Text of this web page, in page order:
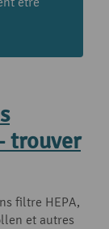
trouver
filtre HEPA,
et autres